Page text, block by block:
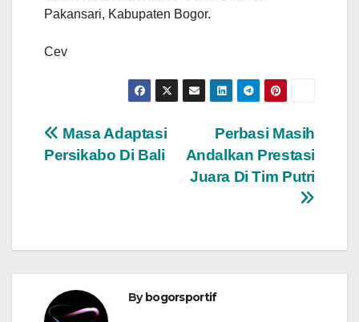
Pakansari, Kabupaten Bogor.
Cev
Navigasi
Perbasi Masih
Andalkan Prestasi
Juara Di Tim Putri
Masa Adaptasi
Persikabo Di Bali
Bybogorsportif